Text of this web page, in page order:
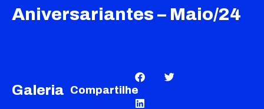
Aniversariantes – Maio/24
Galeria Compartilhe